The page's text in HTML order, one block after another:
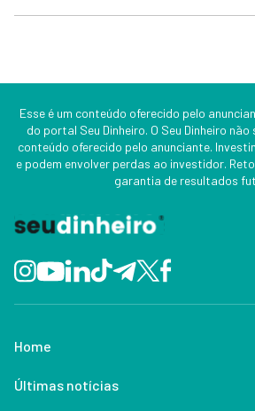
Esse é um conteúdo oferecido pelo
do portal Seu Dinheiro. O Seu Dinheiro
conteúdo oferecido pelo anunciante.
e podem envolver perdas ao investidor.
garantia de resultados
Home
Últimas notícias